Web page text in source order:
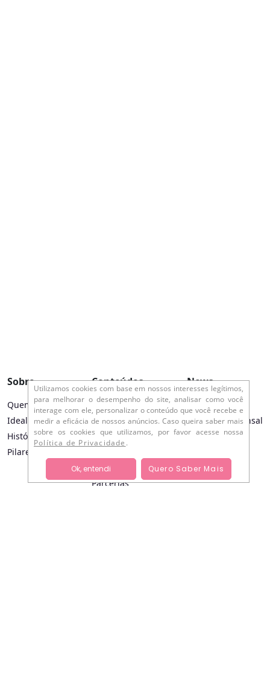
Sobre
Quem somos
Idealizadores
História
Pilares
Conteúdos
Vale o mergulho
Crônicas Plenae
Começe Hoje
Entrevistas
Parcerias
News
Tema da Vez
Newsletter Mensal
Utilizamos cookies com base em nossos interesses legítimos,
para melhorar o desempenho do site, analisar como você
interage com ele, personalizar o conteúdo que você recebe e
medir a eficácia de nossos anúncios. Caso queira saber mais
sobre os cookies que utilizamos, por favor acesse nossa
Política de Privacidade .
Ok, entendi Quero Saber Mais